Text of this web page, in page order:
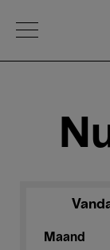
Open Menu
Maand